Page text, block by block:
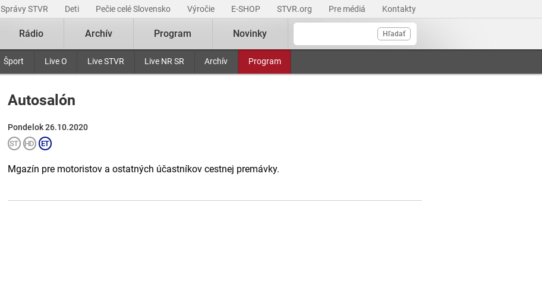
Správy STVR Deti Pečie celé Slovensko Výročie E-SHOP STVR.org Pre médiá Kontakty
Hľadať
Šport Live O Live STVR Live NR SR Archív Program
Rádio Archív Program Novinky
Autosalón
Pondelok 26.10.2020
Mgazín pre motoristov a ostatných účastníkov cestnej premávky.